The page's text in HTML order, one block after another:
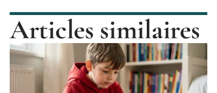
Articles similaires